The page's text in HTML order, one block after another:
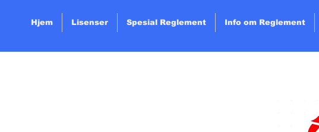
Hjem Lisenser Spesial Reglement Info om Reglement